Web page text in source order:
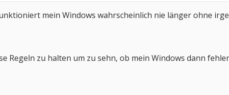
mein Windows wahrscheinlich nie länger ohne
Regeln zu halten um zu sehn, ob mein Windows dann